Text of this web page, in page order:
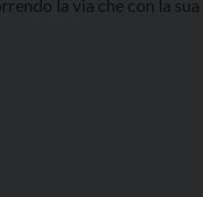
la via che con la sua